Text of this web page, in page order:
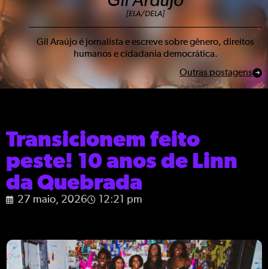
[ELA/DELA]
Gil Araújo é jornalista e escreve sobre gênero, direitos
humanos e cidadania democrática.
Outras postagens
Transicionem feito
peste! 10 anos de Linn
da Quebrada
27 maio, 2026 12:21 pm